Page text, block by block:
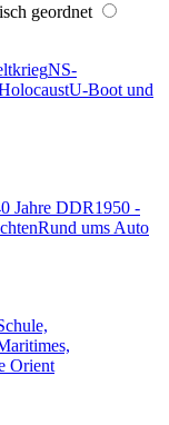
geordnet
NS-
U-Boot und
Jahre DDR1950 -
Rund ums Auto
Orient